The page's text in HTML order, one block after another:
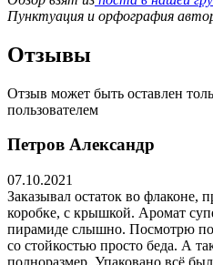
Пунктуация и орфография
Отзывы
Отзыв может быть оставлен
пользователем
Петров Александр
07.10.2021
Заказывал остаток во флаконе,
коробке, с крышкой. Аромат
пирамиде слышно. Посмотрю по
со стойкостью просто беда. А
полноразмер. Упаковано всё